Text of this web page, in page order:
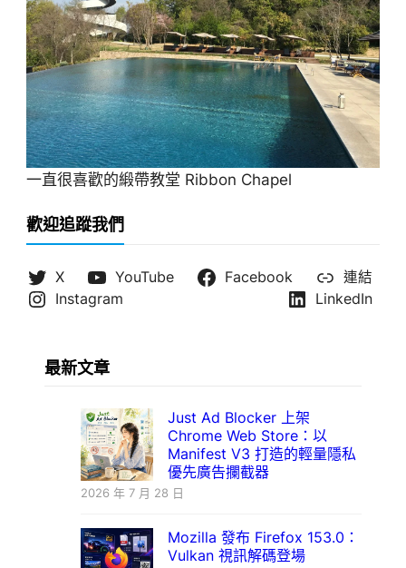
一直很喜歡的緞帶教堂 Ribbon Chapel
歡迎追蹤我們
X YouTube Facebook
連結
Instagram
LinkedIn
最新文章
Just Ad Blocker 上架
Chrome Web Store：以
Manifest V3 打造的輕量隱私
優先廣告攔截器
2026 年 7 月 28 日
Mozilla 發布 Firefox 153.0：
Vulkan 視訊解碼登場